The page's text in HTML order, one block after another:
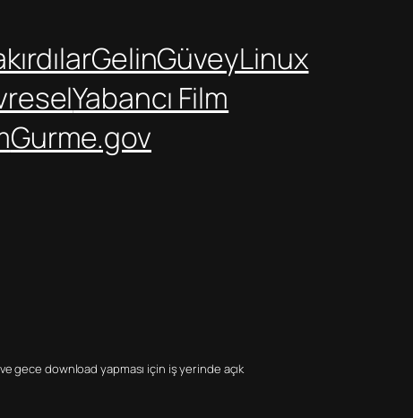
GelinGüveyLinux
Yabancı Film
Gurme.gov
gece download yapması için iş yerinde açık